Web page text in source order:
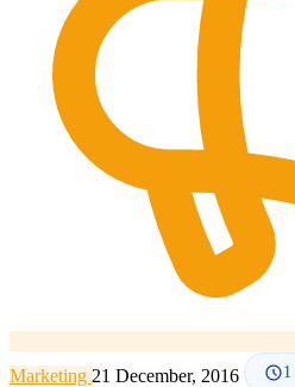
Lingua
🇪🇸 ES
🇬🇧 EN 🇫🇷 FR 🇩🇪 DE
Accedi
Marketing 21 December, 2016 1